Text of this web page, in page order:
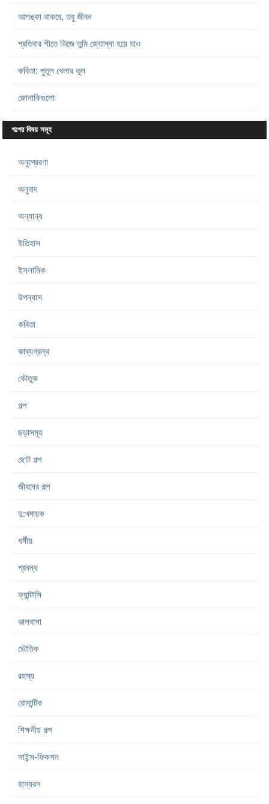
আশঙ্কা থাকবে, তবু জীবন
প্রতিবার শীতে ভিজে তুমি জ্যোস্না হয়ে যাও
কবিতা: পুতুল খেলার ভুল
জোনাকিগুলো
গল্পের বিষয় সমূহ
অনুপ্রেরণা
অনুবাদ
অন্যান্য
ইতিহাস
ইসলামিক
উপন্যাস
কবিতা
কাব্যগ্রন্থ
কৌতুক
গল্প
ছড়াসমূহ
ছোট গল্প
জীবনের গল্প
দু:খদায়ক
ধর্মীয়
প্রবন্ধ
ফ্যান্টাসি
ভালবাসা
ভৌতিক
রহস্য
রোমান্টিক
শিক্ষনীয় গল্প
সাইন্স-ফিকশন
হাস্যরস